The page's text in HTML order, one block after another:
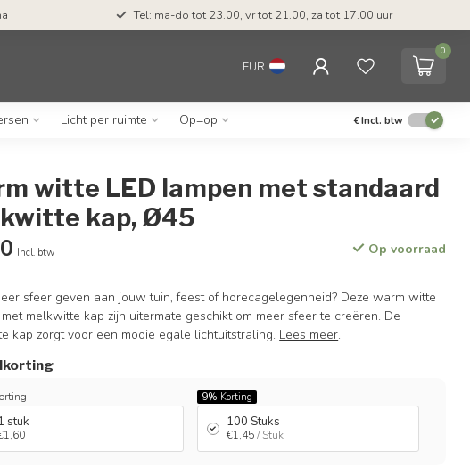
Tel: ma-do tot 23.00, vr tot 21.00, za tot 17.00 uur
EUR
0
Licht per ruimte Op=op €Incl. btw
witte LED lampen met standaard
kap, Ø45
Incl. btw Op voorraad
sfeer geven aan jouw tuin, feest of horecagelegenheid? Deze warm witte
melkwitte kap zijn uitermate geschikt om meer sfeer te creëren. De
kap zorgt voor een mooie egale lichtuitstraling. Lees meer.
stuk
9% Korting
100 Stuks
€1,45 / Stuk